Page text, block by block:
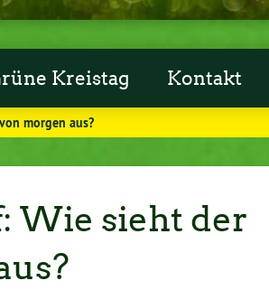
Kreistag Kontakt
morgen aus?
Wie sieht der